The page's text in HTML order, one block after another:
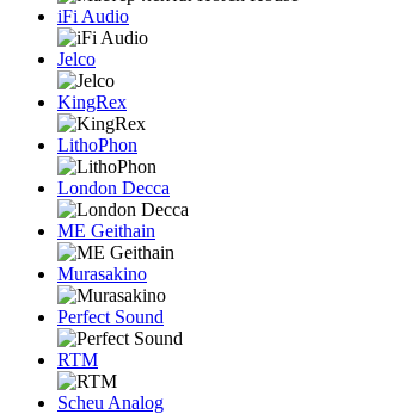
iFi Audio
Jelco
KingRex
LithoPhon
London Decca
ME Geithain
Murasakino
Perfect Sound
RTM
Scheu Analog